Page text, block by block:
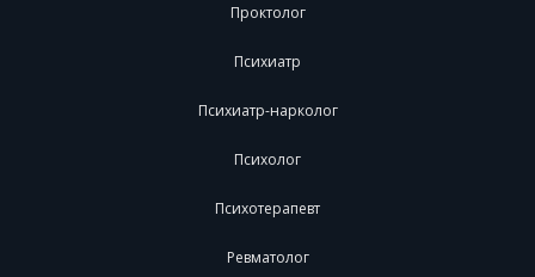
Проктолог
Психиатр
Психиатр-нарколог
Психолог
Психотерапевт
Ревматолог